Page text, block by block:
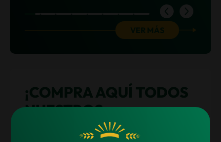
8
VER MÁS
¡COMPRA AQUÍ TODOS
NUESTROS
PRODUCTOS!